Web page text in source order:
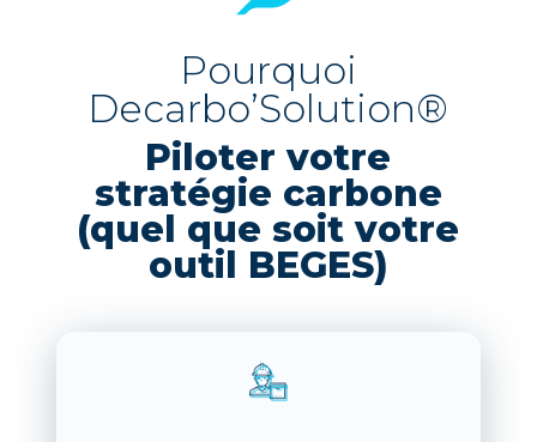
Pourquoi
Decarbo’Solution®
Piloter votre
stratégie carbone
(quel que soit votre
outil BEGES)